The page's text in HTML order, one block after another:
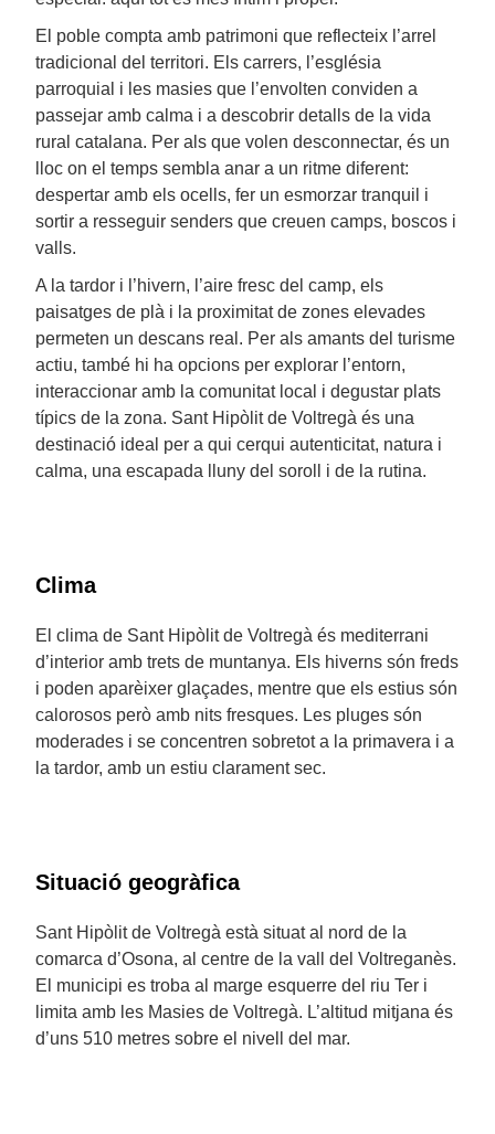
El poble compta amb patrimoni que reflecteix l’arrel
tradicional del territori. Els carrers, l’església
parroquial i les masies que l’envolten conviden a
passejar amb calma i a descobrir detalls de la vida
rural catalana. Per als que volen desconnectar, és un
lloc on el temps sembla anar a un ritme diferent:
despertar amb els ocells, fer un esmorzar tranquil i
sortir a resseguir senders que creuen camps, boscos i
valls.
A la tardor i l’hivern, l’aire fresc del camp, els
paisatges de plà i la proximitat de zones elevades
permeten un descans real. Per als amants del turisme
actiu, també hi ha opcions per explorar l’entorn,
interaccionar amb la comunitat local i degustar plats
típics de la zona. Sant Hipòlit de Voltregà és una
destinació ideal per a qui cerqui autenticitat, natura i
calma, una escapada lluny del soroll i de la rutina.
Clima
El clima de Sant Hipòlit de Voltregà és mediterrani
d’interior amb trets de muntanya. Els hiverns són freds
i poden aparèixer glaçades, mentre que els estius són
calorosos però amb nits fresques. Les pluges són
moderades i se concentren sobretot a la primavera i a
la tardor, amb un estiu clarament sec.
Situació geogràfica
Sant Hipòlit de Voltregà està situat al nord de la
comarca d’Osona, al centre de la vall del Voltreganès.
El municipi es troba al marge esquerre del riu Ter i
limita amb les Masies de Voltregà. L’altitud mitjana és
d’uns 510 metres sobre el nivell del mar.